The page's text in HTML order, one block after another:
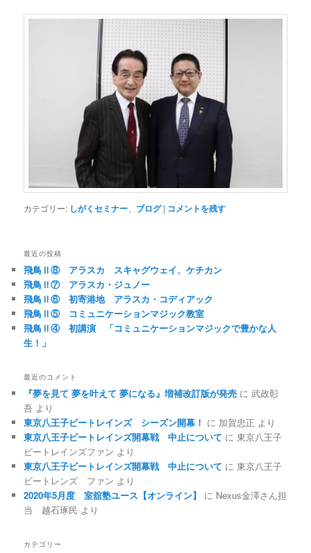
カテゴリー: しがくセミナー、 ブログ | コメントを残す
最近の投稿
飛鳥Ⅱ⑧ アラスカ スキャグウェイ、ケチカン
飛鳥Ⅱ⑦ アラスカ・ジュノー
飛鳥Ⅱ⑥ 初寄港地 アラスカ・コディアック
飛鳥Ⅱ⑤ コミュニケーションマジック教室
飛鳥Ⅱ④ 初講演 「コミュニケーションマジックで豊かな人
生！」
最近のコメント
『夢を見て 夢を叶えて 夢になる』増補改訂版が発売 に武政彰
吾 より
東京八王子ビートレインズ シーズン開幕！ に 加賀忠正 より
東京八王子ビートレインズ開幕戦 中止について に東京八王子
ビートレインズファン より
東京八王子ビートレインズ開幕戦 中止について に東京八王子
ビートレンズ ファン より
2020年5月度 室舘塾ユース【オンライン】
に Nexus金澤さん担
当 越石琢民 より
カテゴリー